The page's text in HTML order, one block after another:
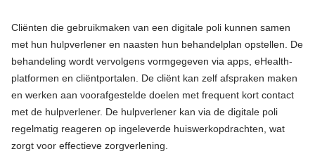
Cliënten die gebruikmaken van een digitale poli kunnen samen
met hun hulpverlener en naasten hun behandelplan opstellen. De
behandeling wordt vervolgens vormgegeven via apps, eHealth-
platformen en cliëntportalen. De cliënt kan zelf afspraken maken
en werken aan voorafgestelde doelen met frequent kort contact
met de hulpverlener. De hulpverlener kan via de digitale poli
regelmatig reageren op ingeleverde huiswerkopdrachten, wat
zorgt voor effectieve zorgverlening.